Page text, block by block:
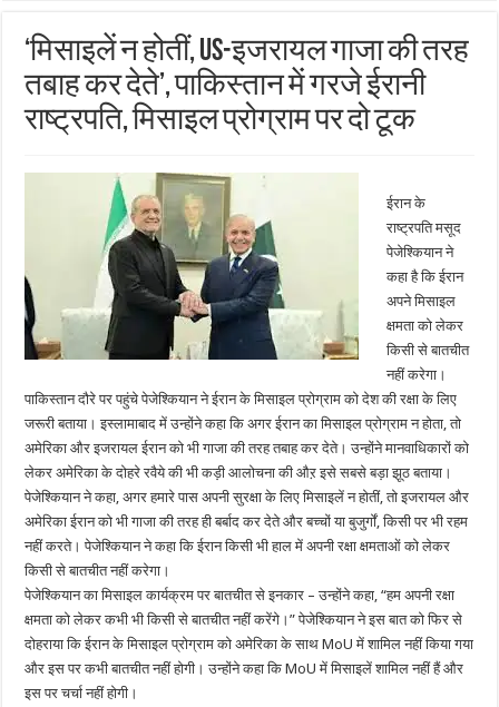
‘मिसाइलें न होतीं, US-इजरायल गाजा की तरह
तबाह कर देते’, पाकिस्तान में गरजे ईरानी
राष्ट्रपति, मिसाइल प्रोग्राम पर दो टूक
ईरान के
राष्ट्रपति मसूद
पेजेश्कियान ने
कहा है कि ईरान
अपने मिसाइल
क्षमता को लेकर
किसी से बातचीत
नहीं करेगा।
पाकिस्तान दौरे पर पहुंचे पेजेश्कियान ने ईरान के मिसाइल प्रोग्राम को देश की रक्षा के लिए
जरूरी बताया। इस्लामाबाद में उन्होंने कहा कि अगर ईरान का मिसाइल प्रोग्राम न होता, तो
अमेरिका और इजरायल ईरान को भी गाजा की तरह तबाह कर देते। उन्होंने मानवाधिकारों को
लेकर अमेरिका के दोहरे रवैये की भी कड़ी आलोचना की औऱ इसे सबसे बड़ा झूठ बताया।
पेजेश्कियान ने कहा, अगर हमारे पास अपनी सुरक्षा के लिए मिसाइलें न होतीं, तो इजरायल और
अमेरिका ईरान को भी गाजा की तरह ही बर्बाद कर देते और बच्चों या बुजुर्गों, किसी पर भी रहम
नहीं करते। पेजेश्कियान ने कहा कि ईरान किसी भी हाल में अपनी रक्षा क्षमताओं को लेकर
किसी से बातचीत नहीं करेगा।
पेजेश्कियान का मिसाइल कार्यक्रम पर बातचीत से इनकार – उन्होंने कहा, “हम अपनी रक्षा
क्षमता को लेकर कभी भी किसी से बातचीत नहीं करेंगे।” पेजेश्कियान ने इस बात को फिर से
दोहराया कि ईरान के मिसाइल प्रोग्राम को अमेरिका के साथ MoU में शामिल नहीं किया गया
और इस पर कभी बातचीत नहीं होगी। उन्होंने कहा कि MoU में मिसाइलें शामिल नहीं हैं और
इस पर चर्चा नहीं होगी।